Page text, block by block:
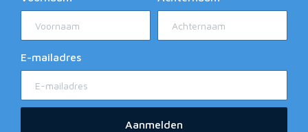
E-mailadres
Aanmelden